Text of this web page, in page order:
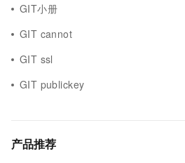
GIT小册
GIT cannot
GIT ssl
GIT publickey
产品推荐